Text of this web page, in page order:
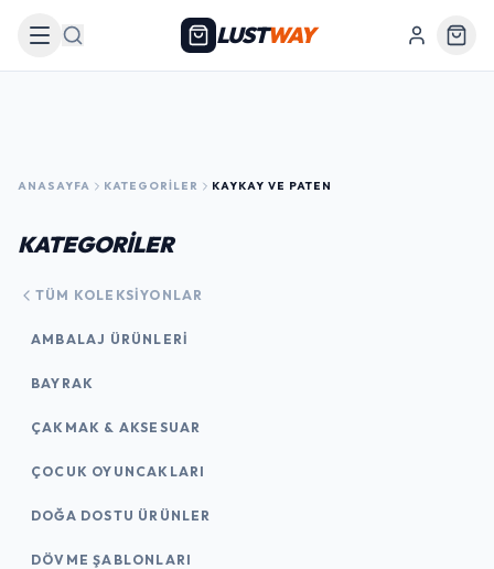
Arama LUSTWAY
ANASAYFA KATEGORILER KAYKAY VE PATEN
KATEGORİLER
TÜM KOLEKSIYONLAR
AMBALAJ ÜRÜNLERI
BAYRAK
ÇAKMAK & AKSESUAR
ÇOCUK OYUNCAKLARI
DOĞA DOSTU ÜRÜNLER
DÖVME ŞABLONLARI